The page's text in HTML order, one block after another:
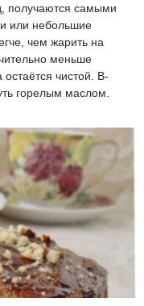
получаются самыми
или небольшие
чем жарить на
меньше
чистой. В-
горелым маслом.